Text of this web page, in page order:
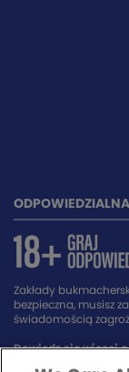
Zakłady
bezpieczna, musisz
świadomością
Dowiedz się więcej